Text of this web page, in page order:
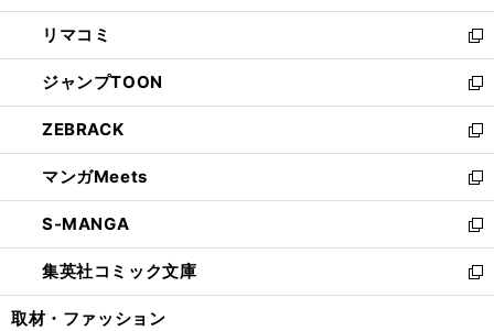
ウ
で
開
く
ン
ド
ウ
で
開
く
ウ
ィ
ン
ド
ウ
で
開
く
し
い
ウ
ィ
ン
ド
ウ
で
開
く
リマコミ
新
し
い
ウ
ィ
ン
ド
ウ
で
開
く
ジャンプTOON
新
し
い
ウ
ィ
ン
ド
ウ
で
開
ZEBRACK
新
し
い
ウ
ィ
ン
ド
ウ
マンガMeets
新
し
い
ウ
ィ
ン
S-MANGA
新
し
い
ウ
集英社コミック文庫
新
し
取材・ファッション